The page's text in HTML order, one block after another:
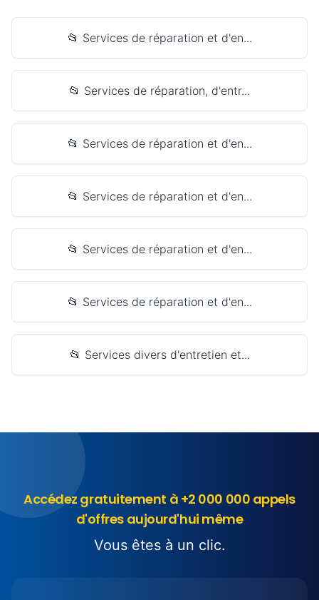
📂 Services de réparation et d'en...
📂 Services de réparation, d'entr...
📂 Services de réparation et d'en...
📂 Services de réparation et d'en...
📂 Services de réparation et d'en...
📂 Services de réparation et d'en...
📂 Services divers d'entretien et...
Accédez gratuitement à +2 000 000 appels
d'offres aujourd'hui même
Vous êtes à un clic.